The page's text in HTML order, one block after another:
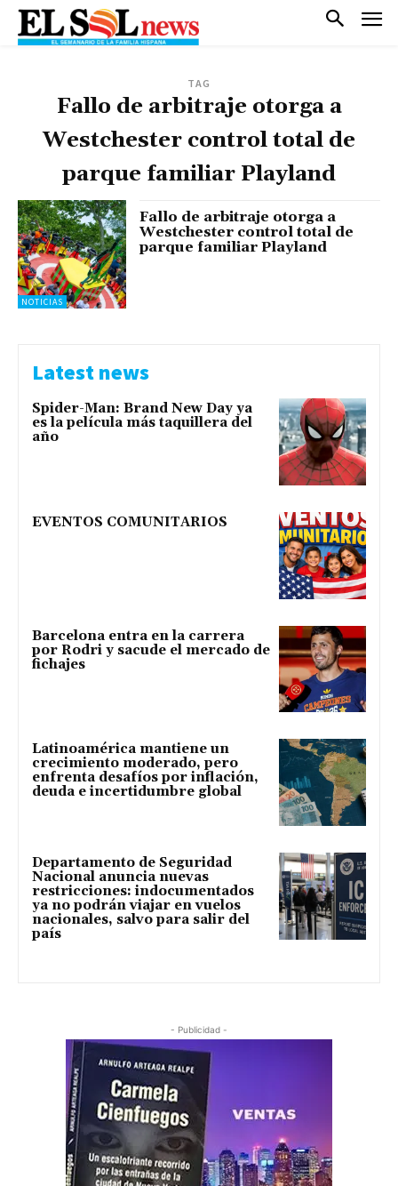
TAG
Fallo de arbitraje otorga a
Westchester control total de
parque familiar Playland
NOTICIAS
Fallo de arbitraje otorga a
Westchester control total de
parque familiar Playland
Latest news
Spider-Man: Brand New Day ya
es la película más taquillera del
año
EVENTOS COMUNITARIOS
Barcelona entra en la carrera
por Rodri y sacude el mercado de
fichajes
Latinoamérica mantiene un
crecimiento moderado, pero
enfrenta desafíos por inflación,
deuda e incertidumbre global
Departamento de Seguridad
Nacional anuncia nuevas
restricciones: indocumentados
ya no podrán viajar en vuelos
nacionales, salvo para salir del
país
- Publicidad -